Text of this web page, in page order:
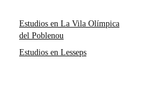
Estudios en La Vila Olímpica
del Poblenou
Estudios en Lesseps